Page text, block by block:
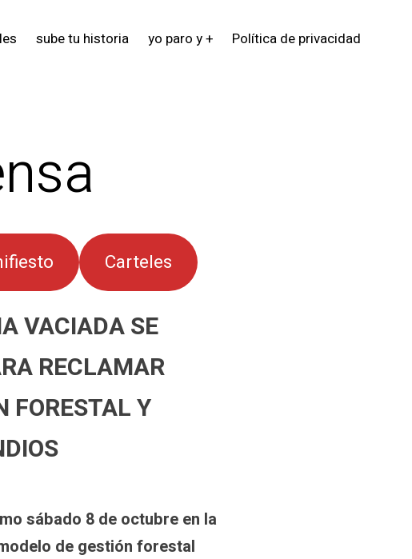
sube tu historia yo paro y + Política de privacidad
Carteles
VACIADA SE
RECLAMAR
FORESTAL Y
sábado 8 de octubre en la
de gestión forestal